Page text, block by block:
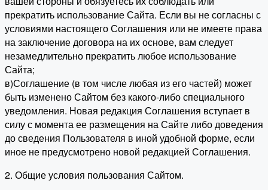
прекратить использование Сайта. Если вы не согласны с
условиями настоящего Соглашения или не имеете права
на заключение договора на их основе, вам следует
незамедлительно прекратить любое использование
Сайта;
в)Соглашение (в том числе любая из его частей) может
быть изменено Сайтом без какого-либо специального
уведомления. Новая редакция Соглашения вступает в
силу с момента ее размещения на Сайте либо доведения
до сведения Пользователя в иной удобной форме, если
иное не предусмотрено новой редакцией Соглашения.
2. Общие условия пользования Сайтом.